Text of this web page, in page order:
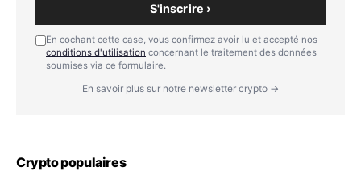
S'inscrire ›
En cochant cette case, vous confirmez avoir lu et accepté nos
conditions d'utilisation concernant le traitement des données
soumises via ce formulaire.
En savoir plus sur notre newsletter crypto →
Crypto populaires